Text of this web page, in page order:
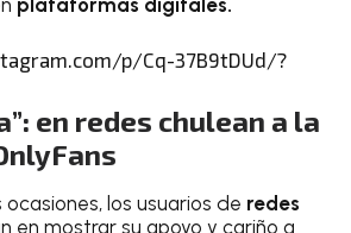
plataformas digitales.
p/Cq-37B9tDUd/?
en redes chulean a la
los usuarios de redes
en mostrar su apoyo y cariño a